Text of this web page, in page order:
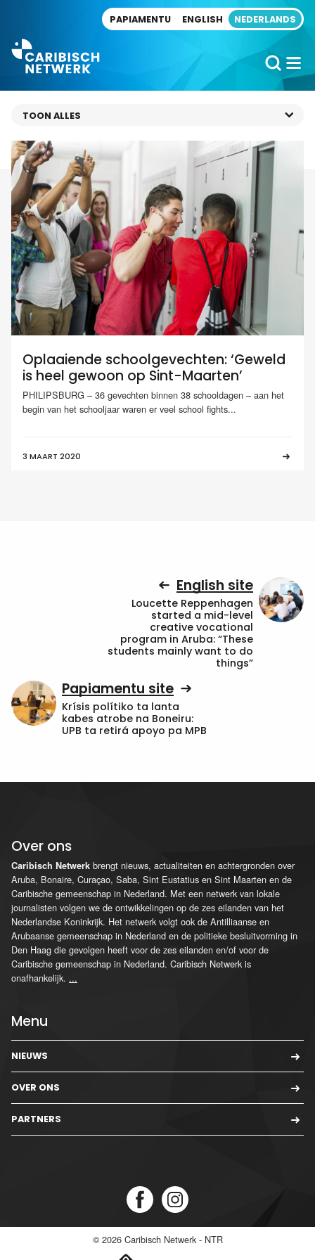
PAPIAMENTU ENGLISH NEDERLANDS
Oplaaiende schoolgevechten: ‘Geweld
is heel gewoon op Sint-Maarten’
PHILIPSBURG – 36 gevechten binnen 38 schooldagen – aan het
begin van het schooljaar waren er veel school fights...
3 MAART 2020
English site
Loucette Reppenhagen
started a mid-level
creative vocational
program in Aruba: “These
students mainly want to do
things”
Papiamentu site
Krísis polítiko ta lanta
kabes atrobe na Boneiru:
UPB ta retirá apoyo pa MPB
Over ons
Caribisch Netwerk brengt nieuws, actualiteiten en achtergronden over
Aruba, Bonaire, Curaçao, Saba, Sint Eustatius en Sint Maarten en de
Caribische gemeenschap in Nederland. Met een netwerk van lokale
journalisten volgen we de ontwikkelingen op de zes eilanden van het
Nederlandse Koninkrijk. Het netwerk volgt ook de Antilliaanse en
Arubaanse gemeenschap in Nederland en de politieke besluitvorming in
Den Haag die gevolgen heeft voor de zes eilanden en/of voor de
Caribische gemeenschap in Nederland. Caribisch Netwerk is
onafhankelijk. ...
Menu
NIEUWS
OVER ONS
PARTNERS
© 2026 Caribisch Netwerk - NTR